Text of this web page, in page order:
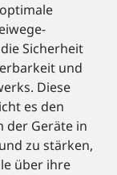
Sicherheit
und
Diese
es den
der Geräte in
zu stärken,
über ihre